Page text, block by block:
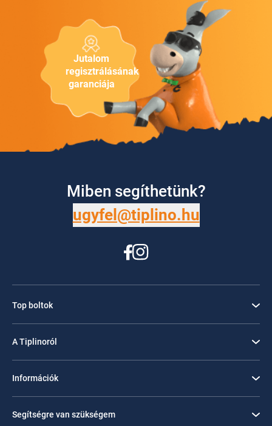
Jutalom
regisztrálásának
garanciája
Miben segíthetünk?
ugyfel@tiplino.hu
Top boltok
A Tiplinoról
Információk
Segítségre van szükségem